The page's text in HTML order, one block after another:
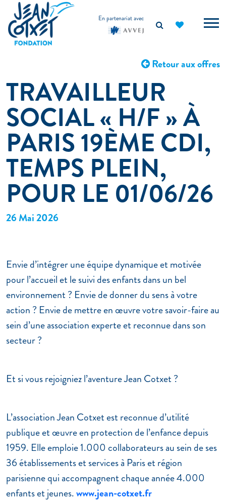
principal
En partenariat avec
Retour aux offres
TRAVAILLEUR
SOCIAL « H/F » À
PARIS 19ÈME CDI,
TEMPS PLEIN,
POUR LE 01/06/26
26 Mai 2026
Envie d’intégrer une équipe dynamique et motivée
pour l’accueil et le suivi des enfants dans un bel
environnement ? Envie de donner du sens à votre
action ? Envie de mettre en œuvre votre savoir-faire au
sein d’une association experte et reconnue dans son
secteur ?
Et si vous rejoigniez l’aventure Jean Cotxet ?
L’association Jean Cotxet est reconnue d’utilité
publique et œuvre en protection de l’enfance depuis
1959. Elle emploie 1.000 collaborateurs au sein de ses
36 établissements et services à Paris et région
parisienne qui accompagnent chaque année 4.000
enfants et jeunes.www.jean-cotxet.fr